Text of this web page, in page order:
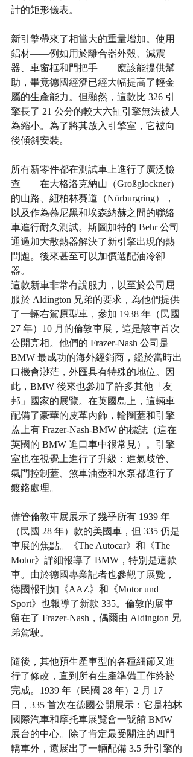
計的矩形儀表。
新引擎帶來了相當大的重量增加。使用
鋁材——例如用於離合器外殼、減震
器、車窗框和門把手——應該能提供幫
助，畢竟德國經濟已經大幅提高了輕金
屬的生產能力。但顯然，這款比 326 引
擎長了 21 公分的較大六缸引擎無法被人
為縮小。為了將其放入引擎室，它被向
後傾斜安裝。
所有新零件都在測試車上進行了廣泛檢
查——在大格洛克納山（Großglockner）
的山路、紐柏林賽道（Nürburgring），
以及作為慕尼黑和埃森納赫之間的聯絡
車進行耐久測試。斯圖加特的 Behr 公司
通過加大散熱器解決了新引擎出現的熱
問題。後來甚至可以加價選配油冷卻
器。
這款新車非常有說服力，以至於公司屈
服於 Aldington 兄弟的要求，為他們提供
了一輛右駕原型車，參加 1938 年（民國
27 年）10 月的倫敦車展，這是該車首次
公開亮相。他們的 Frazer-Nash 公司是
BMW 最成功的海外經銷商，鑑於當時出
口機會渺茫，外匯具有特殊的地位。因
此，BMW 後來也參加了許多其他「友
邦」國家的展覽。在英國島上，這輛車
配備了豪華的皮革內飾，輪圈蓋和引擎
蓋上有 Frazer-Nash-BMW 的標誌（這在
英國的 BMW 進口車中很常見）。引擎
室也在視覺上進行了升級：進氣歧管、
氣門控制蓋、煞車油壺和水泵都進行了
鍍鉻處理。
儘管倫敦車展展示了幾乎所有 1939 年
（民國 28 年）款的美國車，但 335 仍是
車展的焦點。《The Autocar》和《The
Motor》詳細報導了 BMW，特別是這款
車。由於德國專業記者也參觀了展覽，
德國報刊如《AAZ》和《Motor und
Sport》也報導了新款 335。倫敦的展車
留在了 Frazer-Nash，偶爾由 Aldington 兄
弟駕駛。
隨後，其他預生產車型的各種細節又進
行了修改，直到所有生產準備工作終於
完成。1939 年（民國 28 年）2 月 17
日，335 首次在德國公開展示：它是柏林
國際汽車和摩托車展覽會一號館 BMW
展台的中心。除了肯定最受關注的四門
轎車外，還展出了一輛配備 3.5 升引擎的